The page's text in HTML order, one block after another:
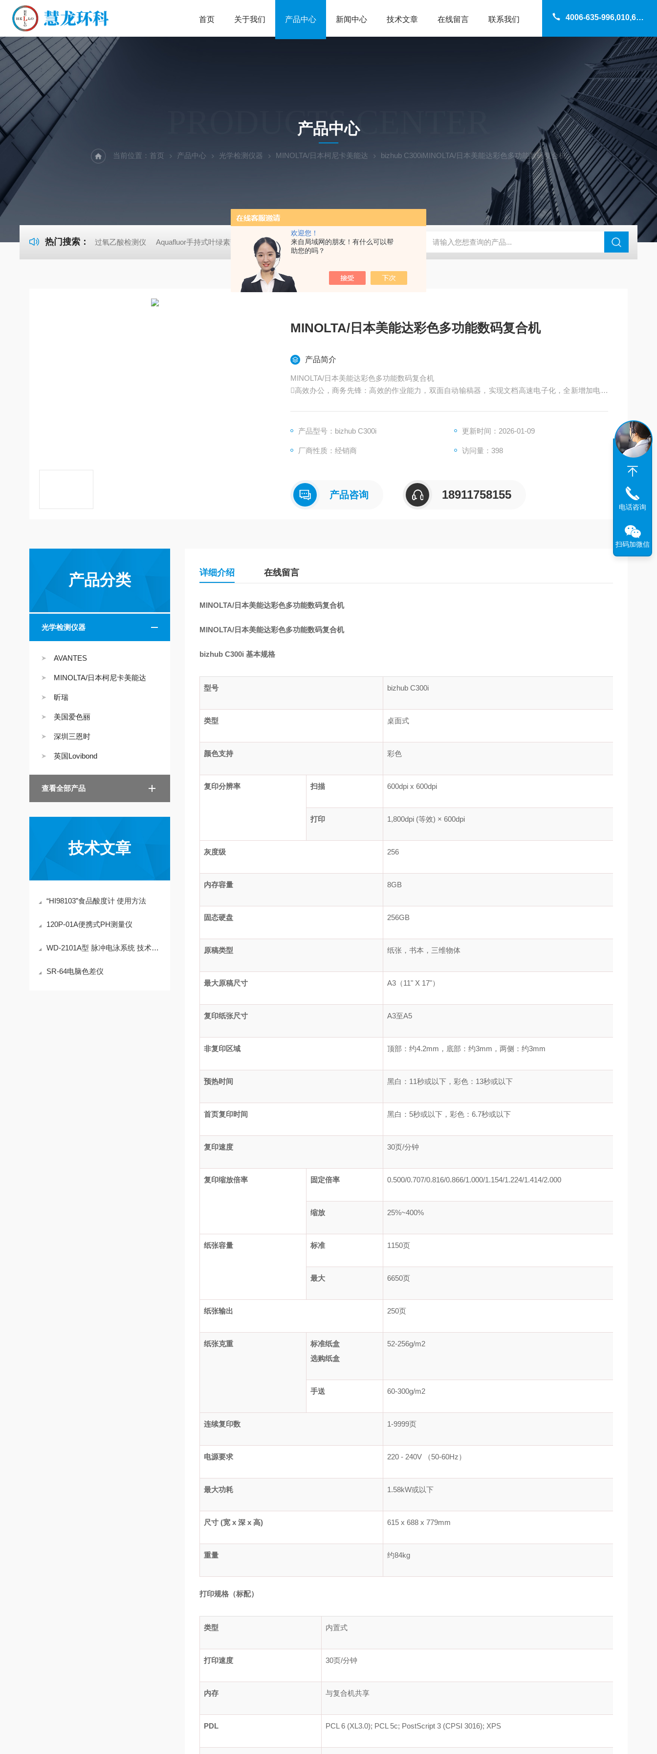
欢迎您！
来自局域网的朋友！有什么可以帮
助您的吗？
4006-635-996,010,69200960
首页 关于我们 产品中心 新闻中心 技术文章 在线留言 联系我们
PRODUCTS CENTER
产品中心
当前位置： 首页 产品中心 光学检测仪器 MINOLTA/日本柯尼卡美能达 bizhub C300iMINOLTA/日本美能达彩色多功能数码复合机
热门搜索： 过氧乙酸检测仪 Aquafluor手持式叶绿素荧光仪 HLT-001土壤检测仪器土壤采样套装 德国MN 91346过氧乙酸检测仪 CT2001A微电流扣电测试 PL-G07日本富士智
MINOLTA/日本美能达彩色多功能数码复合机
产品简介
MINOLTA/日本美能达彩色多功能数码复合机
高效办公，商务先锋：高效的作业能力，双面自动输稿器，实现文档高速电子化，全新增加电子
全新理念，简单至上：全新10.1英寸操作面板，可调节角度的操作面板，LED灯光提示功能，革
产品型号：bizhub C300i 更新时间：2026-01-09
厂商性质：经销商 访问量：398
产品咨询 18911758155
产品分类
光学检测仪器
AVANTES
MINOLTA/日本柯尼卡美能达
昕瑞
美国爱色丽
深圳三恩时
英国Lovibond
查看全部产品
技术文章
“HI98103”食品酸度计 使用方法
120P-01A便携式PH测量仪
WD-2101A型 脉冲电泳系统 技术参数
SR-64电脑色差仪
详细介绍 在线留言
MINOLTA/日本美能达彩色多功能数码复合机
MINOLTA/日本美能达彩色多功能数码复合机
bizhub C300i 基本规格
型号 bizhub C300i
类型 桌面式
颜色支持 彩色
复印分辨率 扫描 600dpi x 600dpi
打印 1,800dpi (等效) × 600dpi
灰度级 256
内存容量 8GB
固态硬盘 256GB
原稿类型 纸张，书本，三维物体
最大原稿尺寸 A3（11" X 17"）
复印纸张尺寸 A3至A5
非复印区域 顶部：约4.2mm，底部：约3mm，两侧：约3mm
预热时间 黑白：11秒或以下，彩色：13秒或以下
首页复印时间 黑白：5秒或以下，彩色：6.7秒或以下
复印速度 30页/分钟
复印缩放倍率 固定倍率 0.500/0.707/0.816/0.866/1.000/1.154/1.224/1.414/2.000
缩放 25%~400%
纸张容量 标准 1150页
最大 6650页
纸张输出 250页
纸张克重
标准纸盒
选购纸盒
52-256g/m2
手送 60-300g/m2
连续复印数 1-9999页
电源要求 220 - 240V （50-60Hz）
最大功耗 1.58kW或以下
尺寸 (宽 x 深 x 高) 615 x 688 x 779mm
重量 约84kg
打印规格（标配）
类型 内置式
打印速度 30页/分钟
内存 与复合机共享
PDL PCL 6 (XL3.0); PCL 5c; PostScript 3 (CPSI 3016); XPS
电话咨询
扫码加微信